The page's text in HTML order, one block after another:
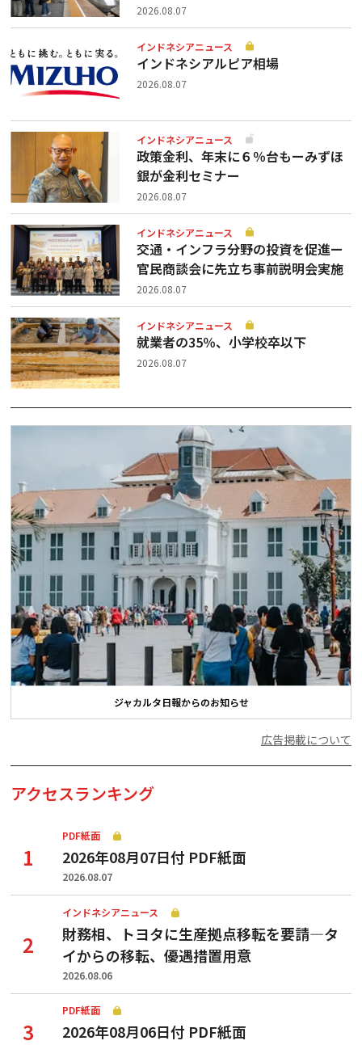
2026.08.07
インドネシアニュース
インドネシアルピア相場
2026.08.07
インドネシアニュース
政策金利、年末に６％台もーみずほ
銀が金利セミナー
2026.08.07
インドネシアニュース
交通・インフラ分野の投資を促進ー
官民商談会に先立ち事前説明会実施
2026.08.07
インドネシアニュース
就業者の35％、小学校卒以下
2026.08.07
ジャカルタ日報からのお知らせ
広告掲載について
アクセスランキング
PDF紙面
2026年08月07日付 PDF紙面
2026.08.07
インドネシアニュース
財務相、トヨタに生産拠点移転を要請—タ
イからの移転、優遇措置用意
2026.08.06
PDF紙面
2026年08月06日付 PDF紙面